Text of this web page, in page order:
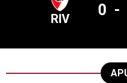
RIV 0 -